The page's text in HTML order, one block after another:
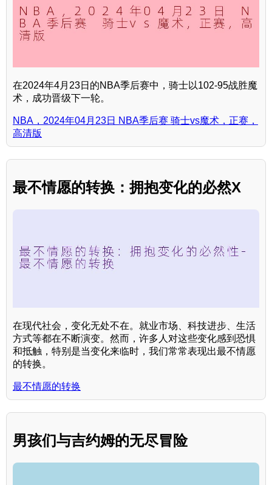
在2024年4月23日的NBA季后赛中，骑士以102-95战胜魔
术，成功晋级下一轮。
NBA，2024年04月23日 NBA季后赛 骑士vs魔术，正赛，
高清版
最不情愿的转换：拥抱变化的必然X
在现代社会，变化无处不在。就业市场、科技进步、生活
方式等都在不断演变。然而，许多人对这些变化感到恐惧
和抵触，特别是当变化来临时，我们常常表现出最不情愿
的转换。
最不情愿的转换
男孩们与吉约姆的无尽冒险